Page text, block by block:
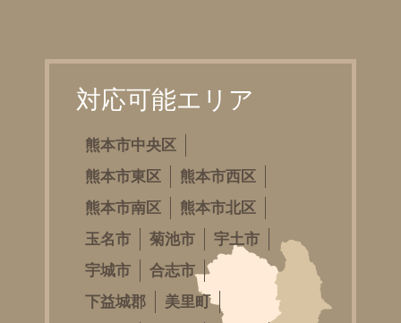
対応可能エリア
熊本市中央区
熊本市東区
熊本市西区
熊本市南区
熊本市北区
玉名市
菊池市
宇土市
宇城市
合志市
下益城郡
美里町